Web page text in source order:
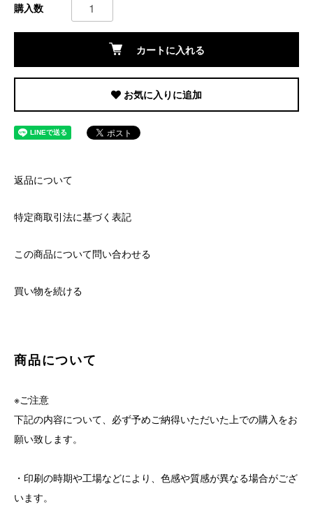
購入数
カートに入れる
お気に入りに追加
返品について
特定商取引法に基づく表記
この商品について問い合わせる
買い物を続ける
商品について
※ご注意
下記の内容について、必ず予めご納得いただいた上での購入をお
願い致します。
・印刷の時期や工場などにより、色感や質感が異なる場合がござ
います。